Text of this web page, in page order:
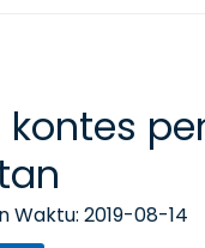
2019-08-